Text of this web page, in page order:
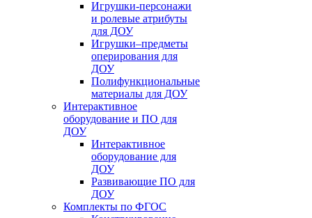
Игрушки-персонажи
и ролевые атрибуты
для ДОУ
Игрушки–предметы
оперирования для
ДОУ
Полифункциональные
материалы для ДОУ
Интерактивное
оборудование и ПО для
ДОУ
Интерактивное
оборудование для
ДОУ
Развивающие ПО для
ДОУ
Комплекты по ФГОС